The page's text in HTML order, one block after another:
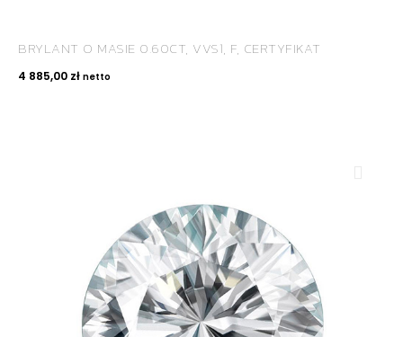
BRYLANT O MASIE 0.60CT, VVS1, F, CERTYFIKAT
4 885,00 zł netto